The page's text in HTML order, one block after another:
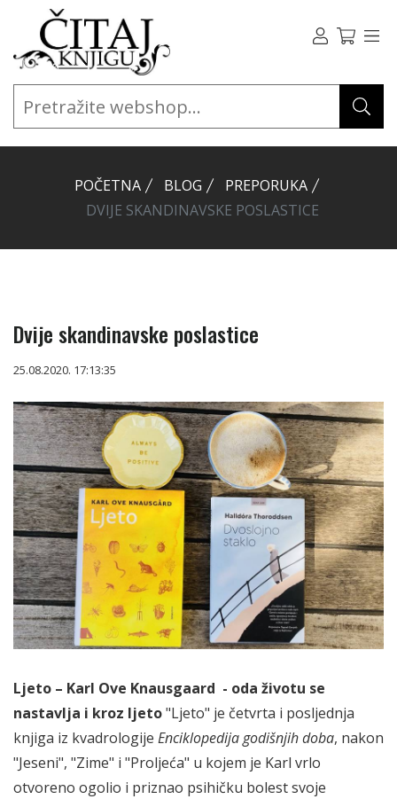
POČETNA BLOG
PREPORUKA
DVIJE SKANDINAVSKE POSLASTICE
Dvije skandinavske poslastice
25.08.2020. 17:13:35
Ljeto – Karl Ove Knausgaard - oda životu se
nastavlja i kroz ljeto"Ljeto" je četvrta i posljednja
knjiga iz kvadrologije Enciklopedija godišnjih doba, nakon
"Jeseni", "Zime" i "Proljeća" u kojem je Karl vrlo
otvoreno ogolio i priznao psihičku bolest svoje